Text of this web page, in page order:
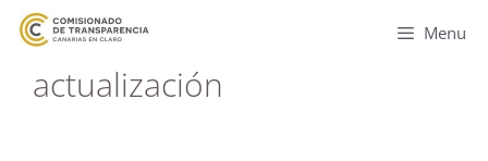
Menu
actualización